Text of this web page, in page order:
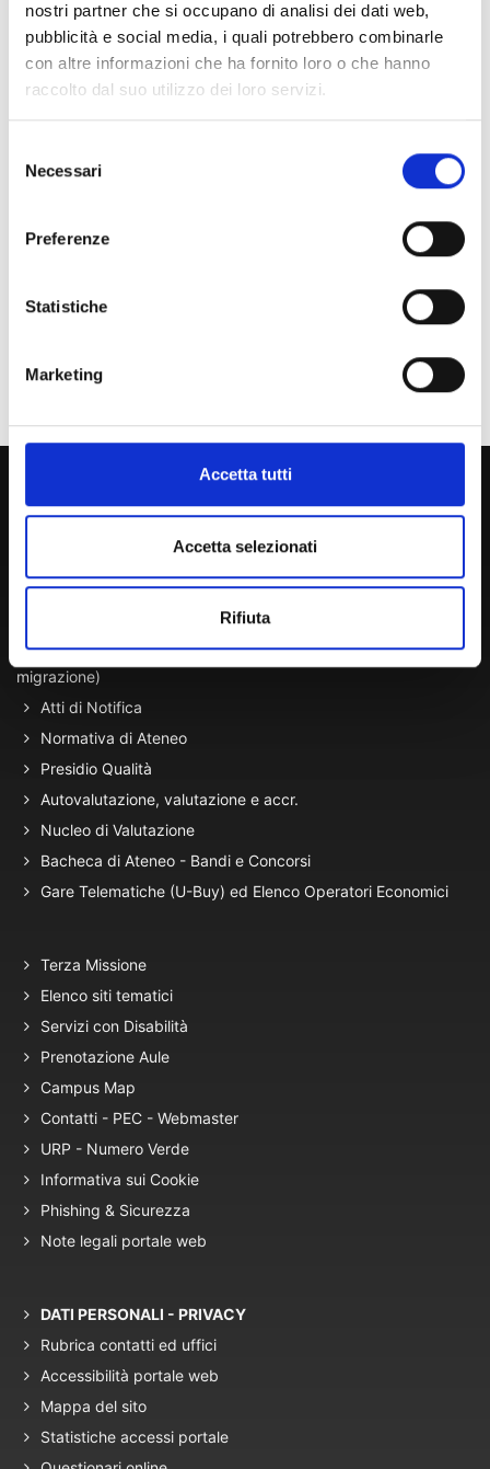
nostri partner che si occupano di analisi dei dati web,
pubblicità e social media, i quali potrebbero combinarle
con altre informazioni che ha fornito loro o che hanno
raccolto dal suo utilizzo dei loro servizi.
delNecessari
Preferenze
Statistiche
Marketing
Accetta tutti
Accetta selezionati
Rifiuta
Incarichi conferiti e autorizzati ai dipendenti anno 2009
Studente Internazionale
Ente o Impresa
800 453 444
Lun. - Ven. dalle 09:00 alle 18:00 e Sab. dalle 9:00 alle 13:00
Amministrazione Trasparente
Portale Amministrazione Trasparente (PAT in fase di
migrazione)
Atti di Notifica
Normativa di Ateneo
Presidio Qualità
Autovalutazione, valutazione e accr.
Nucleo di Valutazione
Bacheca di Ateneo - Bandi e Concorsi
Gare Telematiche (U-Buy) ed Elenco Operatori Economici
Terza Missione
Elenco siti tematici
Servizi con Disabilità
Prenotazione Aule
Campus Map
Contatti - PEC - Webmaster
URP - Numero Verde
Informativa sui Cookie
Phishing & Sicurezza
Note legali portale web
DATI PERSONALI - PRIVACY
Rubrica contatti ed uffici
Accessibilità portale web
Mappa del sito
Statistiche accessi portale